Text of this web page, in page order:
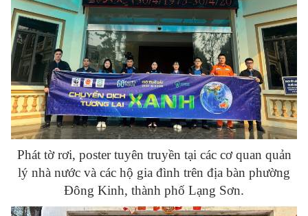
Phát tờ rơi, poster tuyên truyền tại các cơ quan quản
lý nhà nước và các hộ gia đình trên địa bàn phường
Đông Kinh, thành phố Lạng Sơn.